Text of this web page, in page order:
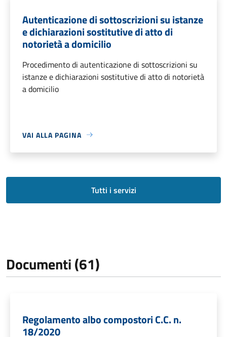
Autenticazione di sottoscrizioni su istanze
e dichiarazioni sostitutive di atto di
notorietà a domicilio
Procedimento di autenticazione di sottoscrizioni su
istanze e dichiarazioni sostitutive di atto di notorietà
a domicilio
VAI ALLA PAGINA
Tutti i servizi
Documenti (61)
Regolamento albo compostori C.C. n.
18/2020